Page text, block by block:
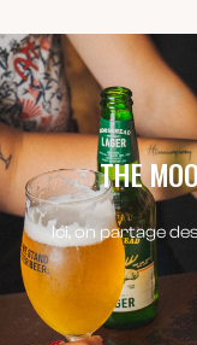
THE
Ici, on partage